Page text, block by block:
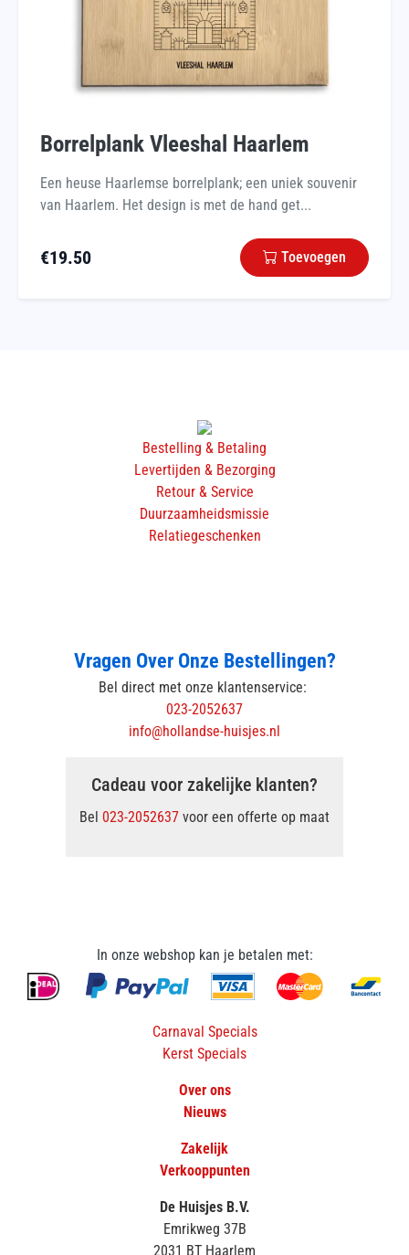
Borrelplank Vleeshal Haarlem
Een heuse Haarlemse borrelplank; een uniek souvenir
van Haarlem. Het design is met de hand get...
€19.50 Toevoegen
Bestelling & Betaling
Levertijden & Bezorging
Retour & Service
Duurzaamheidsmissie
Relatiegeschenken
Vragen Over Onze Bestellingen?
Bel direct met onze klantenservice:
023-2052637
info@hollandse-huisjes.nl
Cadeau voor zakelijke klanten?
Bel 023-2052637 voor een offerte op maat
In onze webshop kan je betalen met:
Carnaval Specials
Kerst Specials
Over ons
Nieuws
Zakelijk
Verkooppunten
De Huisjes B.V.
Emrikweg 37B
2031 BT Haarlem